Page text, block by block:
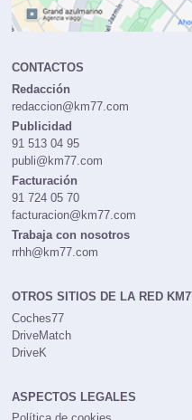
CONTACTOS
Redacción
redaccion@km77.com
Publicidad
91 513 04 95
publi@km77.com
Facturación
91 724 05 70
facturacion@km77.com
Trabaja con nosotros
OTROS SITIOS DE LA RED KM77
Coches77
DriveMatch
ASPECTOS LEGALES